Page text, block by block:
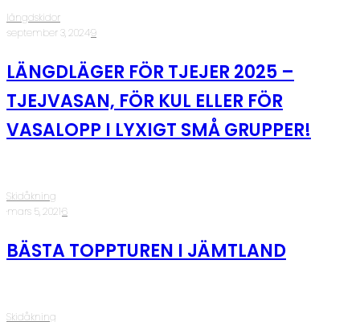
längdskidor
·september 3, 2024·9
LÄNGDLÄGER FÖR TJEJER 2025 –
TJEJVASAN, FÖR KUL ELLER FÖR
VASALOPP I LYXIGT SMÅ GRUPPER!
Skidåkning
·mars 5, 2021·6
BÄSTA TOPPTUREN I JÄMTLAND
Skidåkning